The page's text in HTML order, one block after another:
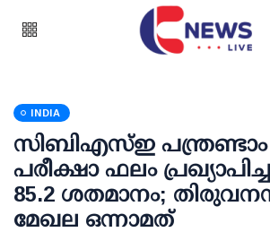
INDIA
സിബിഎസ്ഇ പന്ത്രണ്ടാം
പരീക്ഷാ ഫലം
85.2 ശതമാനം;
മേഖല ഒന്നാമത്